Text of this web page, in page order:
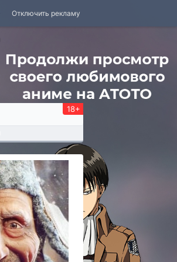
Отключить рекламу
18+